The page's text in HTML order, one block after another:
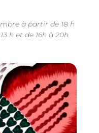
à partir de 18 h
h et de 16h à 20h.